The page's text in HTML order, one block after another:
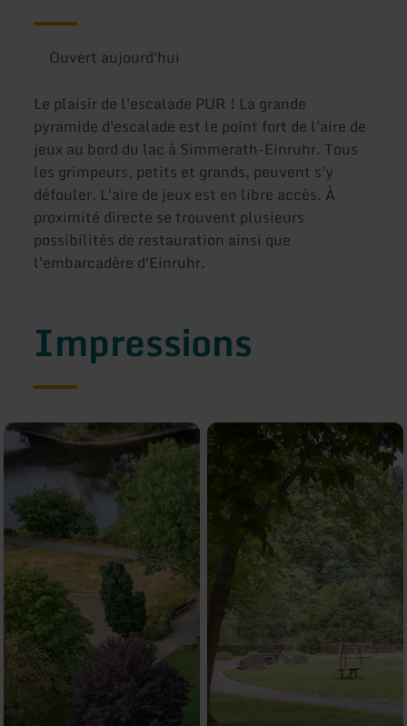
Ouvert aujourd'hui
Le plaisir de l'escalade PUR ! La grande
pyramide d'escalade est le point fort de l'aire de
jeux au bord du lac à Simmerath-Einruhr. Tous
les grimpeurs, petits et grands, peuvent s'y
défouler. L'aire de jeux est en libre accès. À
proximité directe se trouvent plusieurs
possibilités de restauration ainsi que
l'embarcadère d'Einruhr.
Impressions